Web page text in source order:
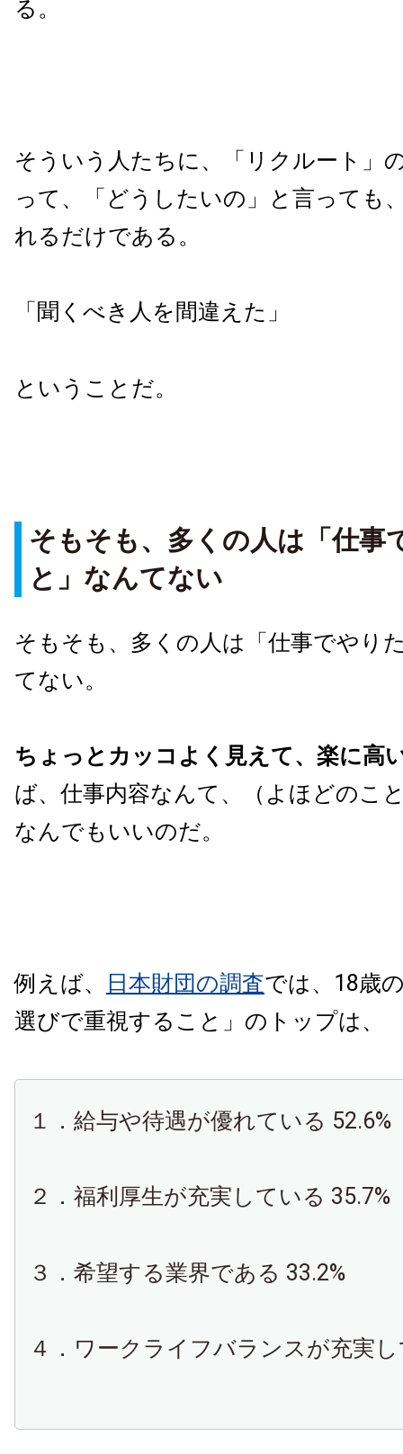
る。
そういう人たちに、「リクルート」
って、「どうしたいの」と言っても
れるだけである。
「聞くべき人を間違えた」
ということだ。
そもそも、多くの人は「仕事
と」なんてない
そもそも、多くの人は「仕事でやり
てない。
ちょっとカッコよく見えて、楽に高
ば、仕事内容なんて、（よほどのこ
なんでもいいのだ。
例えば、 日本財団の調査では、18歳
選びで重視すること」のトップは、
１．給与や待遇が優れている 52.6%
２．福利厚生が充実している 35.7%
３．希望する業界である 33.2%
４．ワークライフバランスが充実